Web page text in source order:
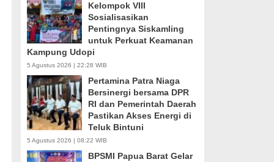
Kelompok VIII
Sosialisasikan
Pentingnya Siskamling
untuk Perkuat Keamanan
Kampung Udopi
5 Agustus 2026 | 22:28 WIB
Pertamina Patra Niaga
Bersinergi bersama DPR
RI dan Pemerintah Daerah
Pastikan Akses Energi di
Teluk Bintuni
5 Agustus 2026 | 08:22 WIB
BPSMI Papua Barat Gelar